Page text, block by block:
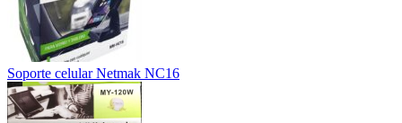
Soporte celular Netmak NC16